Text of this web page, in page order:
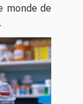
monde de